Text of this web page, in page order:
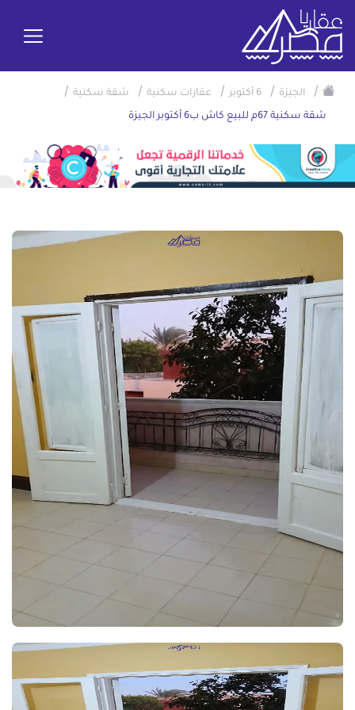
/ الجيزة / 6 أكتوبر / عقارات سكنية / شقة سكنية /
شقة سكنية 67م للبيع كاش ب6 أكتوبر الجيزة